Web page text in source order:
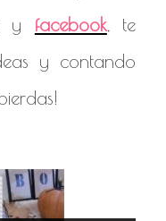
facebook, te
y contando